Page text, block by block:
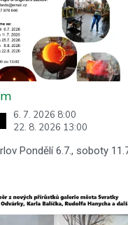
6. 7. 2026 8:00
22. 8. 2026 13:00
Pondělí 6.7., soboty